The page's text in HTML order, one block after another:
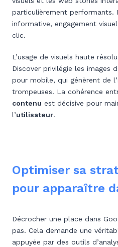
particulièrement performants.
informative, engagement
clic.
L’usage de visuels haute
Discover privilégie les images
pour mobile, qui génèrent de
trompeuses. La cohérence
contenu est décisive pour
l’utilisateur.
Optimiser sa
pour apparaître
Décrocher une place dans
pas. Cela demande une
appuyée par des outils